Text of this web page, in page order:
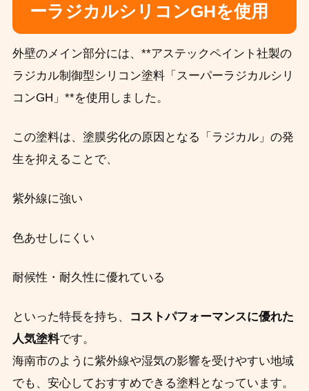
ーラジカルシリコンGHを使用
外壁のメイン部分には、**アステックペイント社製の
ラジカル制御型シリコン塗料「スーパーラジカルシリ
コンGH」**を使用しました。
この塗料は、塗膜劣化の原因となる「ラジカル」の発
生を抑えることで、
紫外線に強い
色あせしにくい
耐候性・耐久性に優れている
といった特長を持ち、
コストパフォーマンスに優れた
人気塗料です。
海南市のように紫外線や湿気の影響を受けやすい地域
でも、安心しておすすめできる塗料となっています。